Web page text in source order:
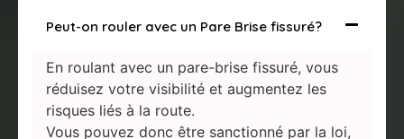
Peut-on rouler avec un Pare Brise fissuré?
En roulant avec un pare-brise fissuré, vous
réduisez votre visibilité et augmentez les
risques liés à la route.
Vous pouvez donc être sanctionné par la loi,